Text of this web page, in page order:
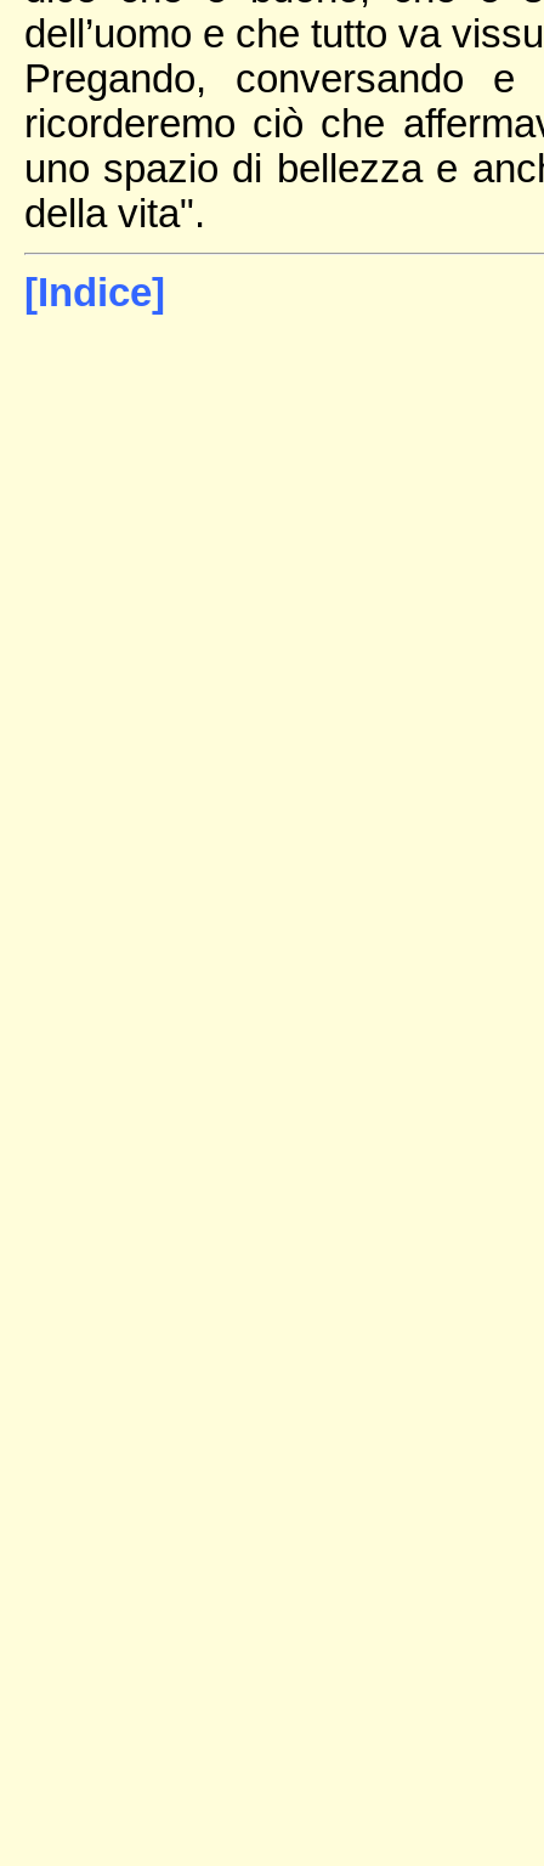
dell’uomo e che tutto va
Pregando, conversando
ricorderemo ciò che
uno spazio di bellezza e
della vita".
[Indice]